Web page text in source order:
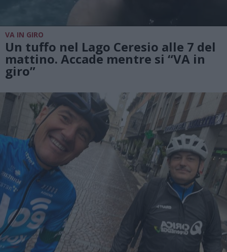
VA IN GIRO
Un tuffo nel Lago Ceresio alle 7 del
mattino. Accade mentre si “VA in
giro”